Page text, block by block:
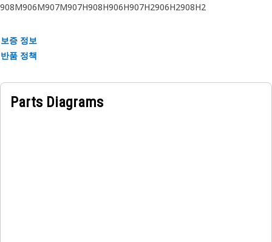
908M906M907M907H908H906H907H2906H2908H2
보증 정보
반품 정책
Parts Diagrams